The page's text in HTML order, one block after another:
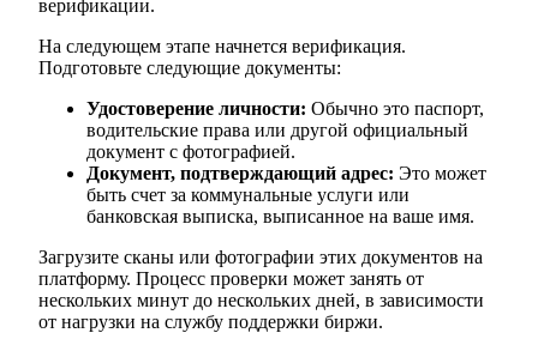
верификации.
На следующем этапе начнется верификация.
Подготовьте следующие документы:
Удостоверение личности: Обычно это паспорт,
водительские права или другой официальный
документ с фотографией.
Документ, подтверждающий адрес: Это может
быть счет за коммунальные услуги или
банковская выписка, выписанное на ваше имя.
Загрузите сканы или фотографии этих документов на
платформу. Процесс проверки может занять от
нескольких минут до нескольких дней, в зависимости
от нагрузки на службу поддержки биржи.